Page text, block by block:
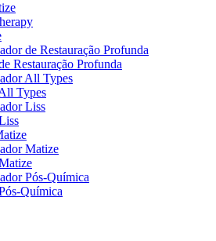
de Restauração Profunda
Restauração Profunda
All Types
Types
Liss
Matize
Pós-Química
Química